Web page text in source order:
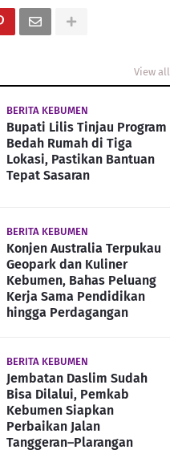
View all
BERITA KEBUMEN
Bupati Lilis Tinjau Program
Bedah Rumah di Tiga
Lokasi, Pastikan Bantuan
Tepat Sasaran
BERITA KEBUMEN
Konjen Australia Terpukau
Geopark dan Kuliner
Kebumen, Bahas Peluang
Kerja Sama Pendidikan
hingga Perdagangan
BERITA KEBUMEN
Jembatan Daslim Sudah
Bisa Dilalui, Pemkab
Kebumen Siapkan
Perbaikan Jalan
Tanggeran–Plarangan